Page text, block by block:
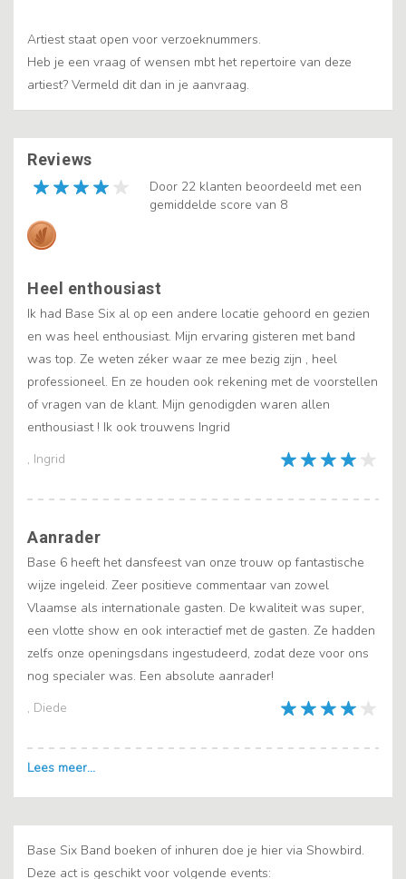
Artiest staat open voor verzoeknummers.
Heb je een vraag of wensen mbt het repertoire van deze
artiest? Vermeld dit dan in je aanvraag.
Reviews
Door 22 klanten beoordeeld met een
gemiddelde score van 8
, Ingrid
Heel enthousiast
Ik had Base Six al op een andere locatie gehoord en gezien
en was heel enthousiast. Mijn ervaring gisteren met band
was top. Ze weten zéker waar ze mee bezig zijn , heel
professioneel. En ze houden ook rekening met de voorstellen
of vragen van de klant. Mijn genodigden waren allen
enthousiast ! Ik ook trouwens Ingrid
, Diede
Aanrader
Base 6 heeft het dansfeest van onze trouw op fantastische
wijze ingeleid. Zeer positieve commentaar van zowel
Vlaamse als internationale gasten. De kwaliteit was super,
een vlotte show en ook interactief met de gasten. Ze hadden
zelfs onze openingsdans ingestudeerd, zodat deze voor ons
nog specialer was. Een absolute aanrader!
Base Six Band boeken of inhuren doe je hier via Showbird.
Deze act is geschikt voor volgende events: